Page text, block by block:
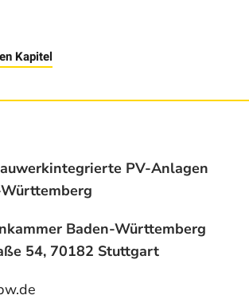
Kapitel
PV-Anlagen
Baden-Württemberg
54, 70182 Stuttgart